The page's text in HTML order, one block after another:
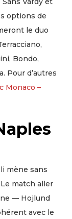
options de
le duo
Bondo,
Pour d’autres
Monaco –
mène sans
match aller
— Hojlund
avec le